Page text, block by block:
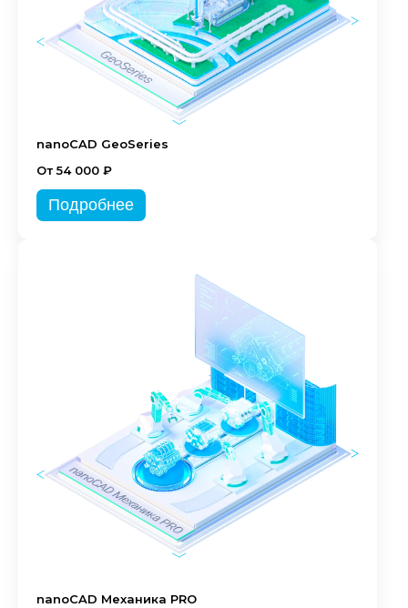
nanoCAD GeoSeries
От 54 000 ₽
Подробнее
nanoCAD Механика PRO